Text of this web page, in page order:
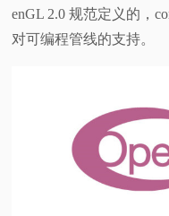
enGL 2.0 规范定义的，
对可编程管线的支持。